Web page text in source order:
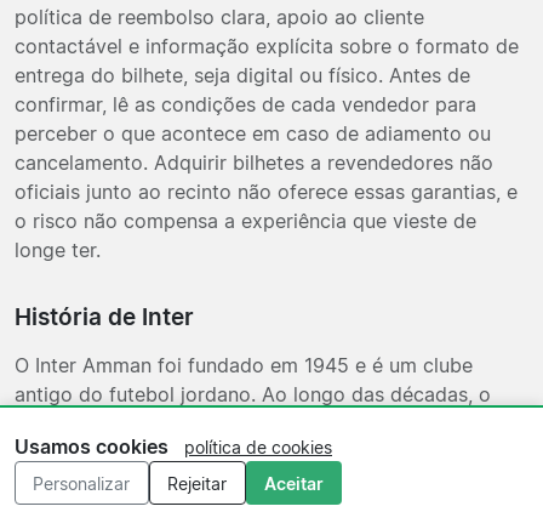
política de reembolso clara, apoio ao cliente
contactável e informação explícita sobre o formato de
entrega do bilhete, seja digital ou físico. Antes de
confirmar, lê as condições de cada vendedor para
perceber o que acontece em caso de adiamento ou
cancelamento. Adquirir bilhetes a revendedores não
oficiais junto ao recinto não oferece essas garantias, e
o risco não compensa a experiência que vieste de
longe ter.
História de Inter
O Inter Amman foi fundado em 1945 e é um clube
antigo do futebol jordano. Ao longo das décadas, o
League e acumulou títulos nacionais em diferentes
períodos da sua história. O Inter tem também
participação regular nas competições de taça na
Usamos cookies
política de cookies
Personalizar
Rejeitar Aceitar